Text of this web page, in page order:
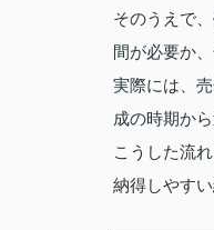
そのうえで
間が必要か
実際には、
成の時期か
こうした流
納得しやす